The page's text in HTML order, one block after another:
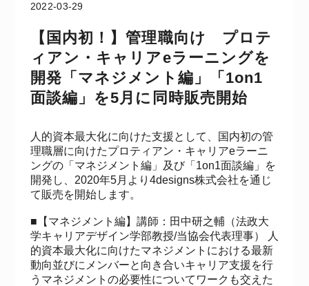
2022-03-29
【国内初！】管理職向け プロテ
ィアン・キャリアeラーニングを
開発「マネジメント編」「1on1
面談編」を5月に同時販売開始
人的資本最大化に向けた支援として、国内初の管
理職層に向けたプロティアン・キャリアeラーニ
ングの「マネジメント編」及び「1on1面談編」を
開発し、2020年5月より4designs株式会社を通じ
て販売を開始します。
​■【マネジメント編】講師：田中研之輔（法政大
学キャリアデザイン学部教授/当協会代表理事） 人
的資本最大化に向けたマネジメントにおける最新
動向並びにメンバーと向き合いキャリア支援を行
うマネジメントの必要性についてワークも交えた